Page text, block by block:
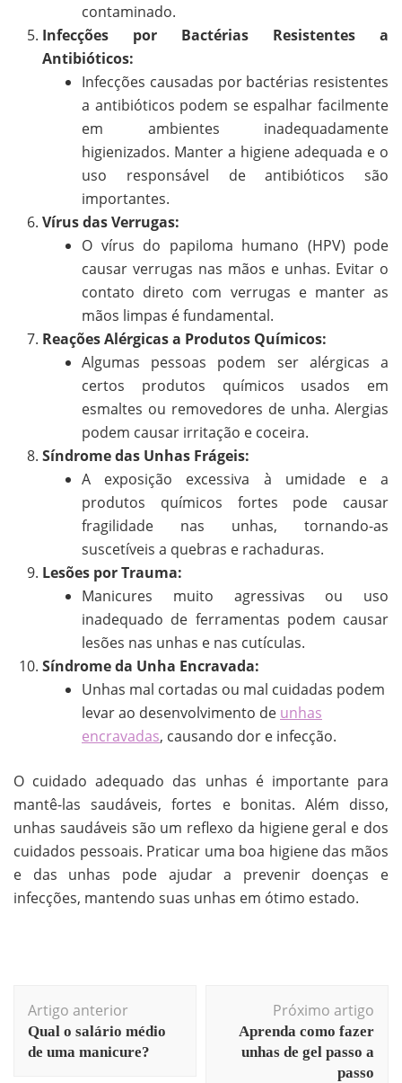
contaminado.
Infecções por Bactérias Resistentes a
Antibióticos:
Infecções causadas por bactérias resistentes
a antibióticos podem se espalhar facilmente
em ambientes inadequadamente
higienizados. Manter a higiene adequada e o
uso responsável de antibióticos são
importantes.
Vírus das Verrugas:
O vírus do papiloma humano (HPV) pode
causar verrugas nas mãos e unhas. Evitar o
contato direto com verrugas e manter as
mãos limpas é fundamental.
Reações Alérgicas a Produtos Químicos:
Algumas pessoas podem ser alérgicas a
certos produtos químicos usados em
esmaltes ou removedores de unha. Alergias
podem causar irritação e coceira.
Síndrome das Unhas Frágeis:
A exposição excessiva à umidade e a
produtos químicos fortes pode causar
fragilidade nas unhas, tornando-as
suscetíveis a quebras e rachaduras.
Lesões por Trauma:
Manicures muito agressivas ou uso
inadequado de ferramentas podem causar
lesões nas unhas e nas cutículas.
Síndrome da Unha Encravada:
Unhas mal cortadas ou mal cuidadas podem
levar ao desenvolvimento de unhas
encravadas, causando dor e infecção.
O cuidado adequado das unhas é importante para
mantê-las saudáveis, fortes e bonitas. Além disso,
unhas saudáveis são um reflexo da higiene geral e dos
cuidados pessoais. Praticar uma boa higiene das mãos
e das unhas pode ajudar a prevenir doenças e
infecções, mantendo suas unhas em ótimo estado.
Artigo anterior
Qual o salário médio
de uma manicure?
Próximo artigo
Aprenda como fazer
unhas de gel passo a
passo